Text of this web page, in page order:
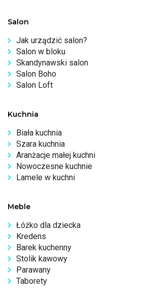
Salon
Jak urządzić salon?
Salon w bloku
Skandynawski salon
Salon Boho
Salon Loft
Kuchnia
Biała kuchnia
Szara kuchnia
Aranżacje małej kuchni
Nowoczesne kuchnie
Lamele w kuchni
Meble
Łóżko dla dziecka
Kredens
Barek kuchenny
Stolik kawowy
Parawany
Taborety